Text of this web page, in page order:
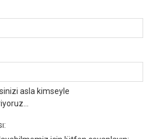
asla kimseyle